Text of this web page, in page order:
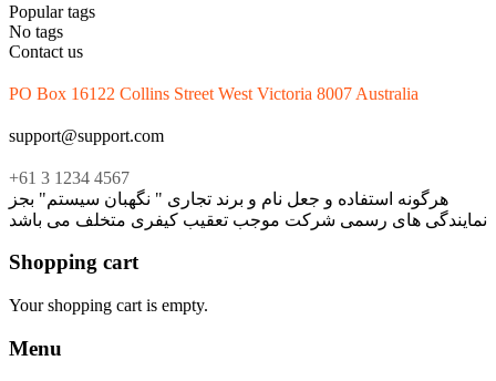
Popular tags
No tags
Contact us
PO Box 16122 Collins Street West Victoria 8007 Australia
support@support.com
+61 3 1234 4567
هرگونه استفاده و جعل نام و برند تجاری " نگهبان سیستم" بجز
نمایندگی های رسمی شرکت موجب تعقیب کیفری متخلف می باشد
Shopping cart
Your shopping cart is empty.
Menu